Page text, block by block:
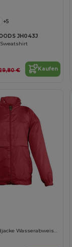
+5
JH043J
€ Kaufen
Surf Kinder Windjacke Wasserabweisend